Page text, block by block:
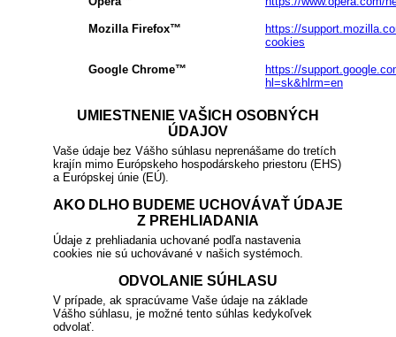
Mozilla Firefox™
https://
cookies
Google Chrome™
https://
hl=sk&hlrm=en
UMIESTNENIE VAŠICH OSOBNÝCH
ÚDAJOV
Vaše údaje bez Vášho súhlasu neprenášame do tretích
krajín mimo Európskeho hospodárskeho priestoru (EHS)
a Európskej únie (EÚ).
AKO DLHO BUDEME UCHOVÁVAŤ ÚDAJE
Z PREHLIADANIA
Údaje z prehliadania uchované podľa nastavenia
cookies nie sú uchovávané v našich systémoch.
ODVOLANIE SÚHLASU
V prípade, ak spracúvame Vaše údaje na základe
Vášho súhlasu, je možné tento súhlas kedykoľvek
odvolať.